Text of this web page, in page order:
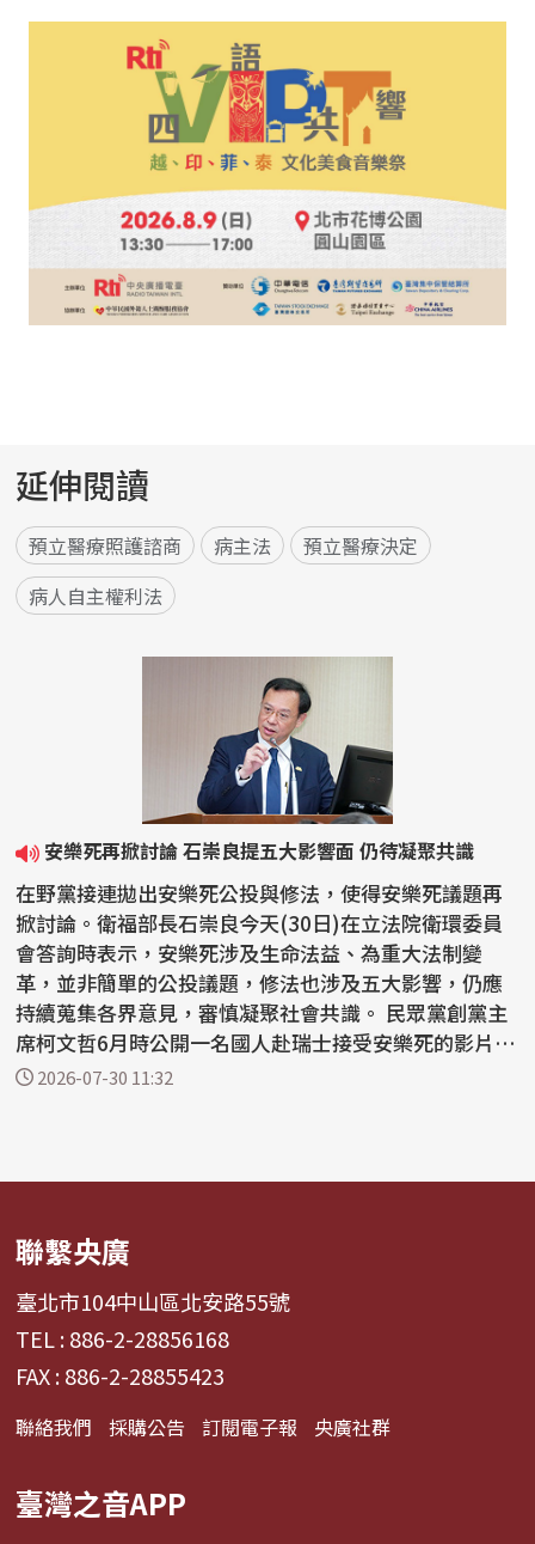
延伸閱讀
預立醫療照護諮商 病主法
預立醫療決定
病人自主權利法
安樂死再掀討論 石崇良提五大影響面 仍待凝聚共識
在野黨接連拋出安樂死公投與修法，使得安樂死議題再
掀討論。衛福部長石崇良今天(30日)在立法院衛環委員
會答詢時表示，安樂死涉及生命法益、為重大法制變
革，並非簡單的公投議題，修法也涉及五大影響，仍應
持續蒐集各界意見，審慎凝聚社會共識。 民眾黨創黨主
席柯文哲6月時公開一名國人赴瑞士接受安樂死的影片與
故事，...
2026-07-30 11:32
聯繫央廣
臺北市104中山區北安路55號
TEL : 886-2-28856168
FAX : 886-2-28855423
聯絡我們 採購公告 訂閱電子報 央廣社群
臺灣之音APP